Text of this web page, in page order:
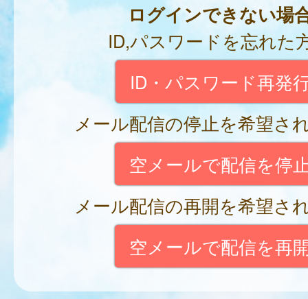
ログインできない場
ID,パスワードを忘れた
ID・パスワード再発
メール配信の停止を希望さ
空メールで配信を停
メール配信の再開を希望さ
空メールで配信を再